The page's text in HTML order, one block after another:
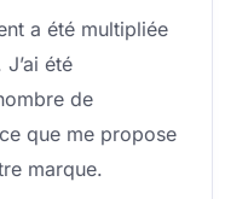
a été multipliée
été
de
que me propose
marque.